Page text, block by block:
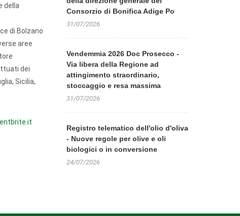
della
di Bolzano
aree
dei
Sicilia,
Consorzio di Bonifica Adige Po
31/07/2026
Vendemmia 2026 Doc Prosecco -
Via libera della Regione ad
attingimento straordinario,
stoccaggio e resa massima
31/07/2026
Registro telematico dell'olio d'oliva
- Nuove regole per olive e oli
biologici o in conversione
24/07/2026